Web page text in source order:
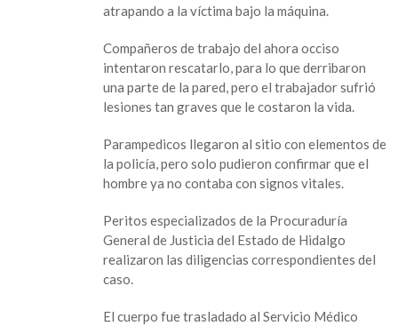
atrapando a la víctima bajo la máquina.
Compañeros de trabajo del ahora occiso
intentaron rescatarlo, para lo que derribaron
una parte de la pared, pero el trabajador sufrió
lesiones tan graves que le costaron la vida.
Parampedicos llegaron al sitio con elementos de
la policía, pero solo pudieron confirmar que el
hombre ya no contaba con signos vitales.
Peritos especializados de la Procuraduría
General de Justicia del Estado de Hidalgo
realizaron las diligencias correspondientes del
caso.
El cuerpo fue trasladado al Servicio Médico